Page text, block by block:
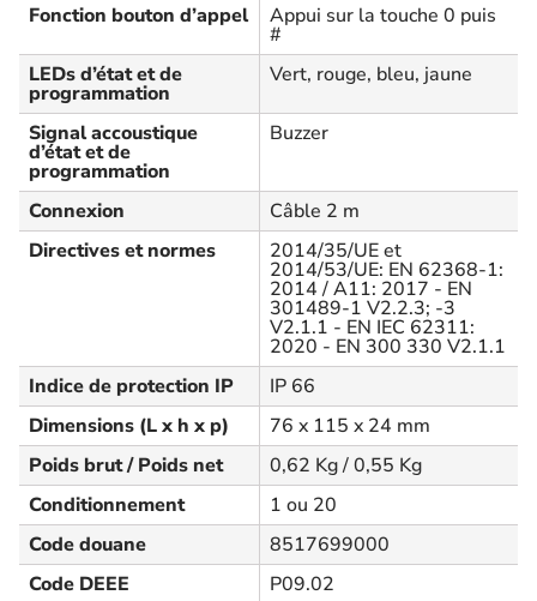
Fonction bouton d’appel
Appui sur la touche 0 puis
#
LEDs d’état et de
programmation
Vert, rouge, bleu, jaune
Signal accoustique
d’état et de
programmation
Buzzer
Connexion
Câble 2 m
Directives et normes
2014/35/UE et
2014/53/UE: EN 62368-1:
2014 / A11: 2017 - EN
301489-1 V2.2.3; -3
V2.1.1 - EN IEC 62311:
2020 - EN 300 330 V2.1.1
Indice de protection IP
IP 66
Dimensions (L x h x p)
76 x 115 x 24 mm
Poids brut / Poids net
0,62 Kg / 0,55 Kg
Conditionnement
1 ou 20
Code douane
8517699000
Code DEEE
P09.02